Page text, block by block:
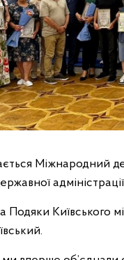
Міжнародний
Подяки Київського